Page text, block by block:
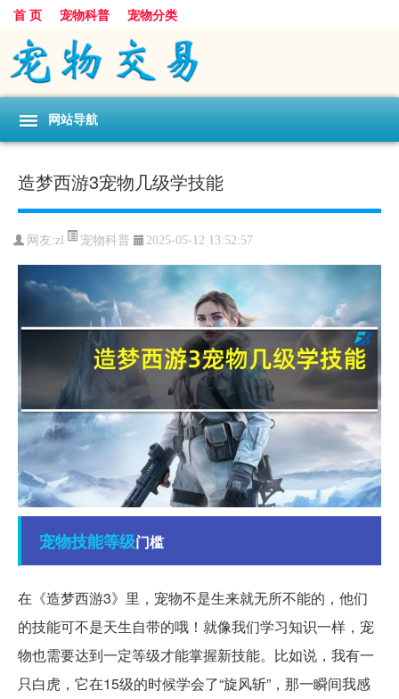
首 页 宠物科普 宠物分类
网站导航
造梦西游3宠物几级学技能
网友:zl 宠物科普 2025-05-12 13:52:57
宠物技能等级门槛
在《造梦西游3》里，宠物不是生来就无所不能的，他们
的技能可不是天生自带的哦！就像我们学习知识一样，宠
物也需要达到一定等级才能掌握新技能。比如说，我有一
只白虎，它在15级的时候学会了“旋风斩”，那一瞬间我感